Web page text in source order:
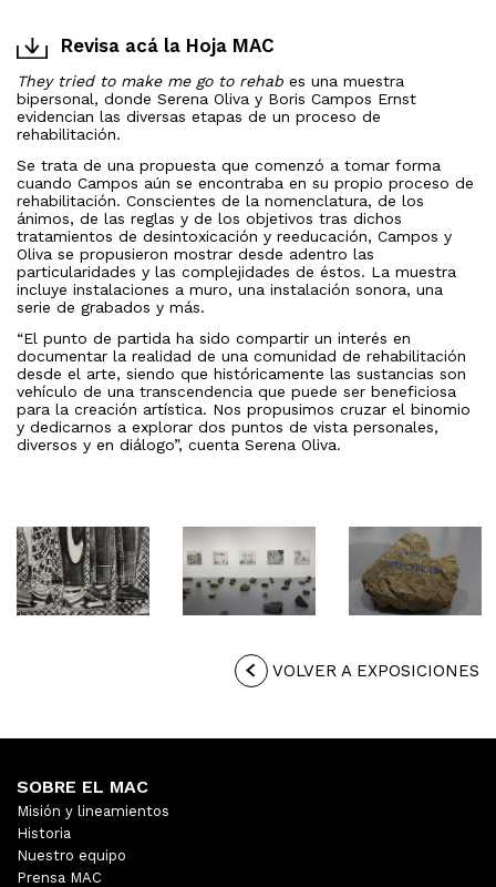
Revisa acá la Hoja MAC
They tried to make me go to rehab es una muestra
bipersonal, donde Serena Oliva y Boris Campos Ernst
evidencian las diversas etapas de un proceso de
rehabilitación.
Se trata de una propuesta que comenzó a tomar forma
cuando Campos aún se encontraba en su propio proceso de
rehabilitación. Conscientes de la nomenclatura, de los
ánimos, de las reglas y de los objetivos tras dichos
tratamientos de desintoxicación y reeducación, Campos y
Oliva se propusieron mostrar desde adentro las
particularidades y las complejidades de éstos. La muestra
incluye instalaciones a muro, una instalación sonora, una
serie de grabados y más.
“El punto de partida ha sido compartir un interés en
documentar la realidad de una comunidad de rehabilitación
desde el arte, siendo que históricamente las sustancias son
vehículo de una transcendencia que puede ser beneficiosa
para la creación artística. Nos propusimos cruzar el binomio
y dedicarnos a explorar dos puntos de vista personales,
diversos y en diálogo”, cuenta Serena Oliva.
VOLVER A EXPOSICIONES
SOBRE EL MAC
Misión y lineamientos
Historia
Nuestro equipo
Prensa MAC